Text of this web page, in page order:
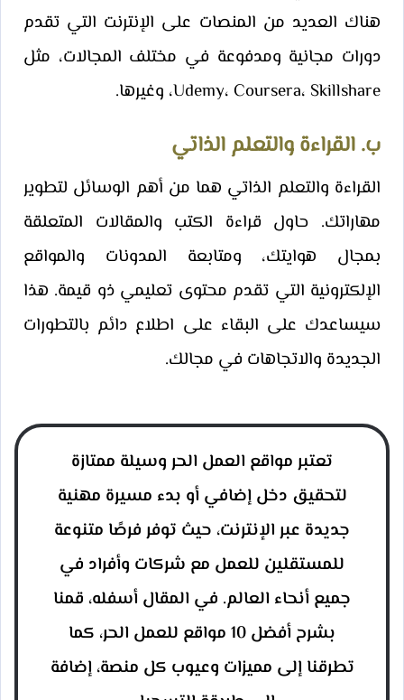
هناك العديد من المنصات على الإنترنت التي تقدم
دورات مجانية ومدفوعة في مختلف المجالات، مثل
Udemy، Coursera، Skillshare، وغيرها.
ب. القراءة والتعلم الذاتي
القراءة والتعلم الذاتي هما من أهم الوسائل لتطوير
مهاراتك. حاول قراءة الكتب والمقالات المتعلقة
بمجال هوايتك، ومتابعة المدونات والمواقع
الإلكترونية التي تقدم محتوى تعليمي ذو قيمة. هذا
سيساعدك على البقاء على اطلاع دائم بالتطورات
الجديدة والاتجاهات في مجالك.
تعتبر مواقع العمل الحر وسيلة ممتازة
لتحقيق دخل إضافي أو بدء مسيرة مهنية
جديدة عبر الإنترنت، حيث توفر فرصًا متنوعة
للمستقلين للعمل مع شركات وأفراد في
جميع أنحاء العالم. في المقال أسفله، قمنا
بشرح أفضل 10 مواقع للعمل الحر، كما
تطرقنا إلى مميزات وعيوب كل منصة، إضافة